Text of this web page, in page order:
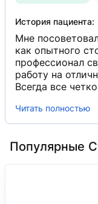
История пациента:
Мне
как опытного
профессионал
работу на
Всегда все
эффективно
Марину
Доверие мое к
Читать полностью
Популярные